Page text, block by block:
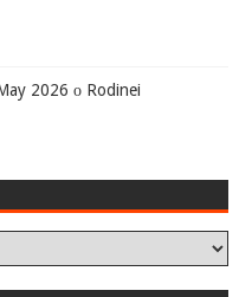
2026 ο Rodinei